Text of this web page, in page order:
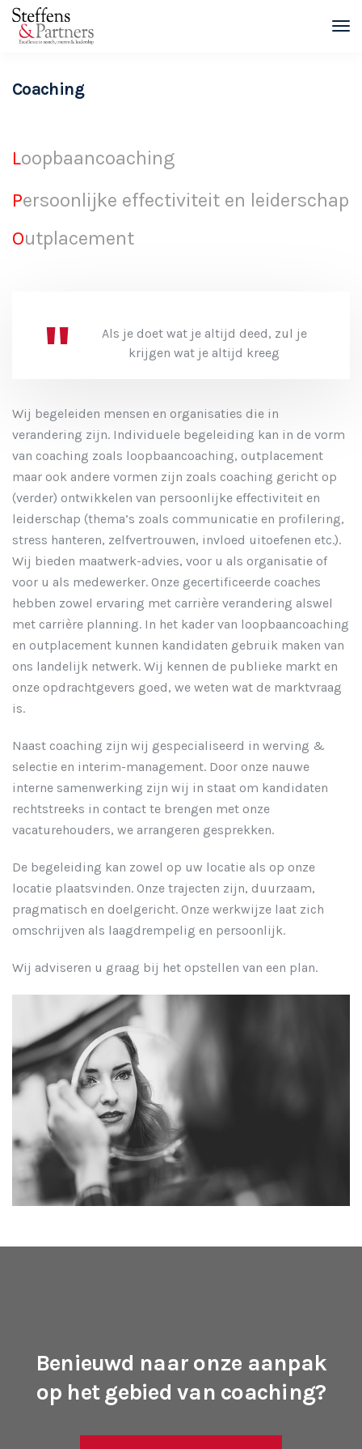
Coaching
Loopbaancoaching
Persoonlijke effectiviteit en leiderschap
Outplacement
Als je doet wat je altijd deed, zul je
krijgen wat je altijd kreeg
Wij begeleiden mensen en organisaties die in
verandering zijn. Individuele begeleiding kan in de vorm
van coaching zoals loopbaancoaching, outplacement
maar ook andere vormen zijn zoals coaching gericht op
(verder) ontwikkelen van persoonlijke effectiviteit en
leiderschap (thema’s zoals communicatie en profilering,
stress hanteren, zelfvertrouwen, invloed uitoefenen etc.).
Wij bieden maatwerk-advies, voor u als organisatie of
voor u als medewerker. Onze gecertificeerde coaches
hebben zowel ervaring met carrière verandering alswel
met carrière planning. In het kader van loopbaancoaching
en outplacement kunnen kandidaten gebruik maken van
ons landelijk netwerk. Wij kennen de publieke markt en
onze opdrachtgevers goed, we weten wat de marktvraag
is.
Naast coaching zijn wij gespecialiseerd in werving &
selectie en interim-management. Door onze nauwe
interne samenwerking zijn wij in staat om kandidaten
rechtstreeks in contact te brengen met onze
vacaturehouders, we arrangeren gesprekken.
De begeleiding kan zowel op uw locatie als op onze
locatie plaatsvinden. Onze trajecten zijn, duurzaam,
pragmatisch en doelgericht. Onze werkwijze laat zich
omschrijven als laagdrempelig en persoonlijk.
Wij adviseren u graag bij het opstellen van een plan.
Benieuwd naar onze aanpak
op het gebied van coaching?